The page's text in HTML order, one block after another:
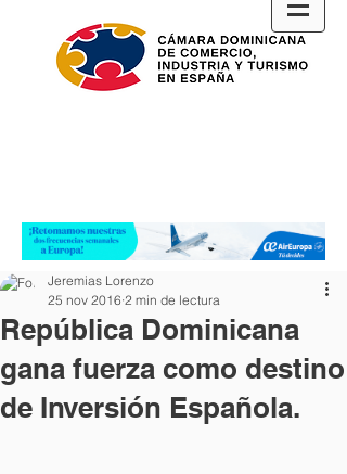
República Dominicana
gana fuerza como destino
de Inversión Española.
Jeremias Lorenzo
25 nov 2016 2 min de lectura